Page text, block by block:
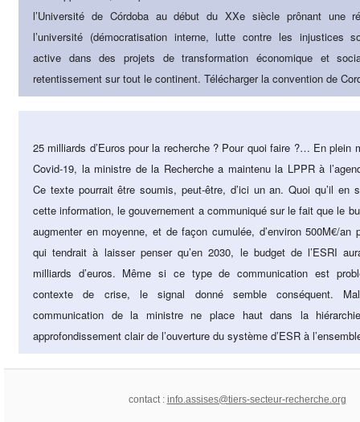
l’Université de Córdoba au début du XXe siècle prônant une
l’université (démocratisation interne, lutte contre les injustices
active dans des projets de transformation économique et
retentissement sur tout le continent. Télécharger la convention de
25 milliards d’Euros pour la recherche ? Pour quoi faire ?… En plein
Covid-19, la ministre de la Recherche a maintenu la LPPR à
Ce texte pourrait être soumis, peut-être, d’ici un an. Quoi qu’il en
cette information, le gouvernement a communiqué sur le fait que le
augmenter en moyenne, et de façon cumulée, d’environ 500M€/an
qui tendrait à laisser penser qu’en 2030, le budget de l’ESRI
milliards d’euros. Même si ce type de communication est
contexte de crise, le signal donné semble conséquent.
communication de la ministre ne place haut dans la
approfondissement clair de l’ouverture du système d’ESR à
contact : info.assises@tiers-secteur-recherche.org